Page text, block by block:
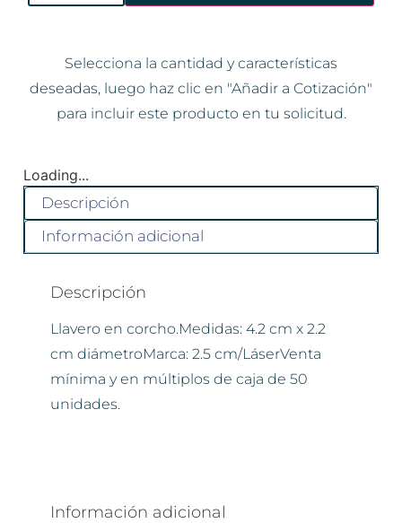
Selecciona la cantidad y características
deseadas, luego haz clic en "Añadir a Cotización"
para incluir este producto en tu solicitud.
Loading...
Descripción
Información adicional
Descripción
Llavero en corcho.Medidas: 4.2 cm x 2.2
cm diámetroMarca: 2.5 cm/LáserVenta
mínima y en múltiplos de caja de 50
unidades.
Información adicional